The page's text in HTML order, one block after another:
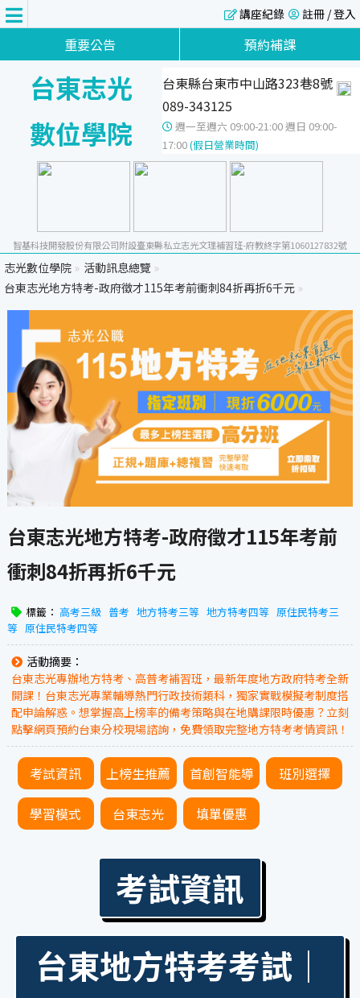
註冊 / 登入
講座紀錄
重要公告 預約補課
台東志光
數位學院
台東縣台東市中山路323巷8號
089-343125
週一至週六 09:00-21:00 週日 09:00-
17:00(假日營業時間)
智基科技開發股份有限公司附設臺東縣私立志光文理補習班-府教終字第1060127832號
志光數位學院 » 活動訊息總覽 »
台東志光地方特考-政府徵才115年考前衝刺84折再折6千元 »
台東志光地方特考-政府徵才115年考前
衝刺84折再折6千元
標籤： 高考三級 普考 地方特考三等 地方特考四等 原住民特考三
等 原住民特考四等
活動摘要：
台東志光專辦地方特考、高普考補習班，最新年度地方政府特考全新
開課！台東志光專業輔導熱門行政技術類科，獨家實戰模擬考制度搭
配申論解惑。想掌握高上榜率的備考策略與在地購課限時優惠？立刻
點擊網頁預約台東分校現場諮詢，免費領取完整地方特考考情資訊！
考試資訊 上榜生推薦
首創智能導
入
班別選擇
學習模式 台東志光 填單優惠
考試資訊
台東地方特考考試｜